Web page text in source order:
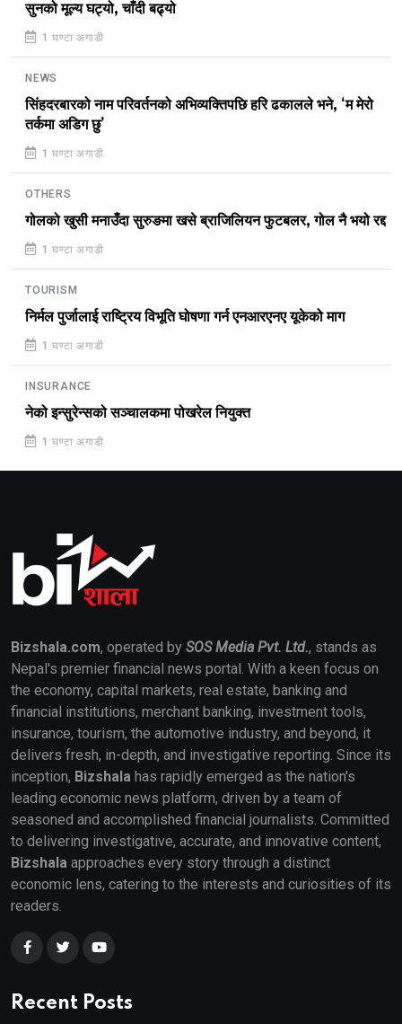
सुनको मूल्य घट्यो, चाँदी बढ्यो
1 घण्टा अगाडी
NEWS
सिंहदरबारको नाम परिवर्तनको अभिव्यक्तिपछि हरि ढकालले भने, ‘म मेरो
तर्कमा अडिग छु’
1 घण्टा अगाडी
OTHERS
गोलको खुसी मनाउँदा सुरुङमा खसे ब्राजिलियन फुटबलर, गोल नै भयो रद्द
1 घण्टा अगाडी
TOURISM
निर्मल पुर्जालाई राष्ट्रिय विभूति घोषणा गर्न एनआरएनए यूकेको माग
1 घण्टा अगाडी
INSURANCE
नेको इन्सुरेन्सको सञ्चालकमा पोखरेल नियुक्त
1 घण्टा अगाडी
Bizshala.com, operated by SOS Media Pvt. Ltd., stands as
Nepal's premier financial news portal. With a keen focus on
the economy, capital markets, real estate, banking and
financial institutions, merchant banking, investment tools,
insurance, tourism, the automotive industry, and beyond, it
delivers fresh, in-depth, and investigative reporting. Since its
inception, Bizshala has rapidly emerged as the nation's
leading economic news platform, driven by a team of
seasoned and accomplished financial journalists. Committed
to delivering investigative, accurate, and innovative content,
Bizshala approaches every story through a distinct
economic lens, catering to the interests and curiosities of its
readers.
Recent Posts